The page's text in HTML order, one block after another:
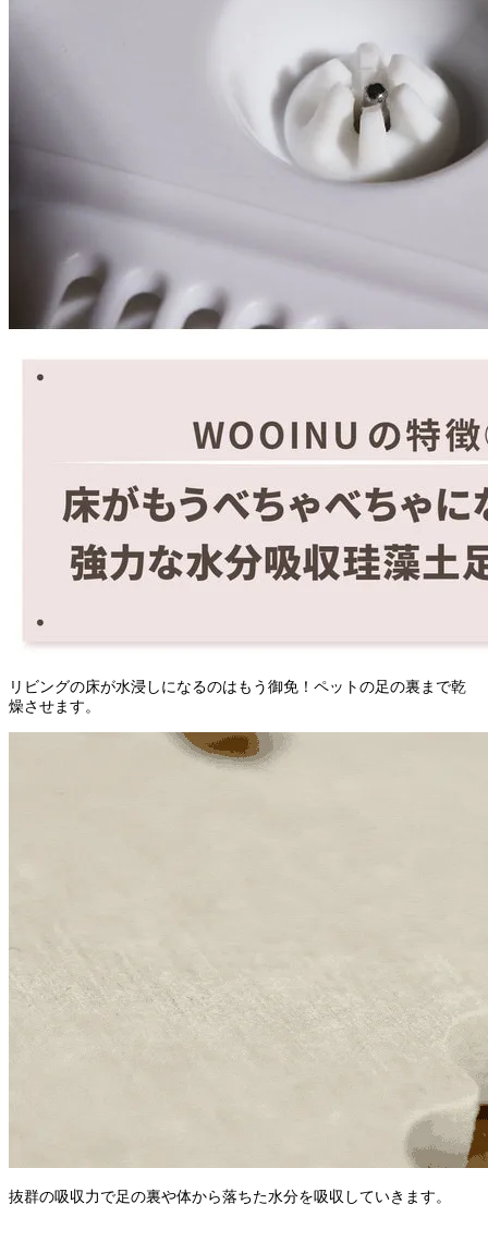
リビングの床が水浸しになるのはもう御免！ペットの足の裏まで乾
燥させます。
抜群の吸収力で足の裏や体から落ちた水分を吸収していきます。